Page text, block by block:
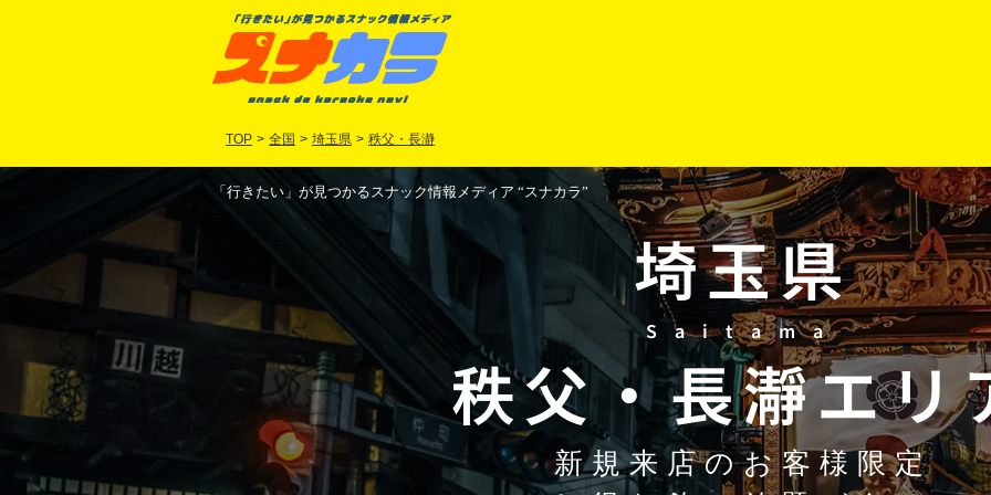
TOP > 全国 > 埼玉県 > 秩父・長瀞
「行きたい」が見つかるスナック情報メディア “スナカラ”
埼玉県
Saitama
秩父・長瀞エリ
新規来店のお客様限定